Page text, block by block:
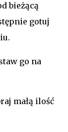
bieżącą
gotuj
go na
małą ilość